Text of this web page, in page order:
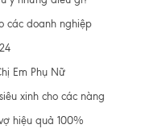
các doanh nghiệp
Em Phụ Nữ
xinh cho các nàng
hiệu quả 100%